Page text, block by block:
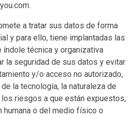
a tratar sus datos de forma
y para ello, tiene implantadas las
técnica y organizativa
la seguridad de sus datos y evitar
y/o acceso no autorizado,
la tecnología, la naturaleza de
riesgos a que están expuestos,
humana o del medio físico o